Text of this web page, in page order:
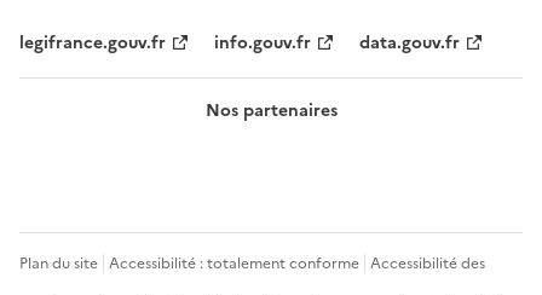
legifrance.gouv.fr info.gouv.fr data.gouv.fr
Nos partenaires
Plan du site Accessibilité : totalement conforme Accessibilité des